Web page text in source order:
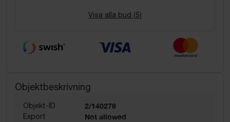
Visa alla bud (5)
Objektbeskrivning
Objekt-ID 2/140279
Export Not allowed